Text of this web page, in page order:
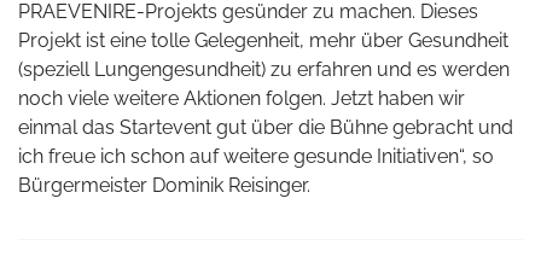
PRAEVENIRE-Projekts gesünder zu machen. Dieses
Projekt ist eine tolle Gelegenheit, mehr über Gesundheit
(speziell Lungengesundheit) zu erfahren und es werden
noch viele weitere Aktionen folgen. Jetzt haben wir
einmal das Startevent gut über die Bühne gebracht und
ich freue ich schon auf weitere gesunde Initiativen“, so
Bürgermeister Dominik Reisinger.